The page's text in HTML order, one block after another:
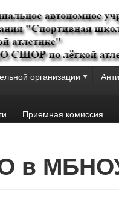
организации
Приемная комиссия
в